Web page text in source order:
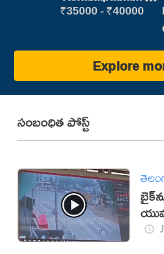
new
₹35000 - ₹40000
Explore
సంబంధిత పోస్ట్